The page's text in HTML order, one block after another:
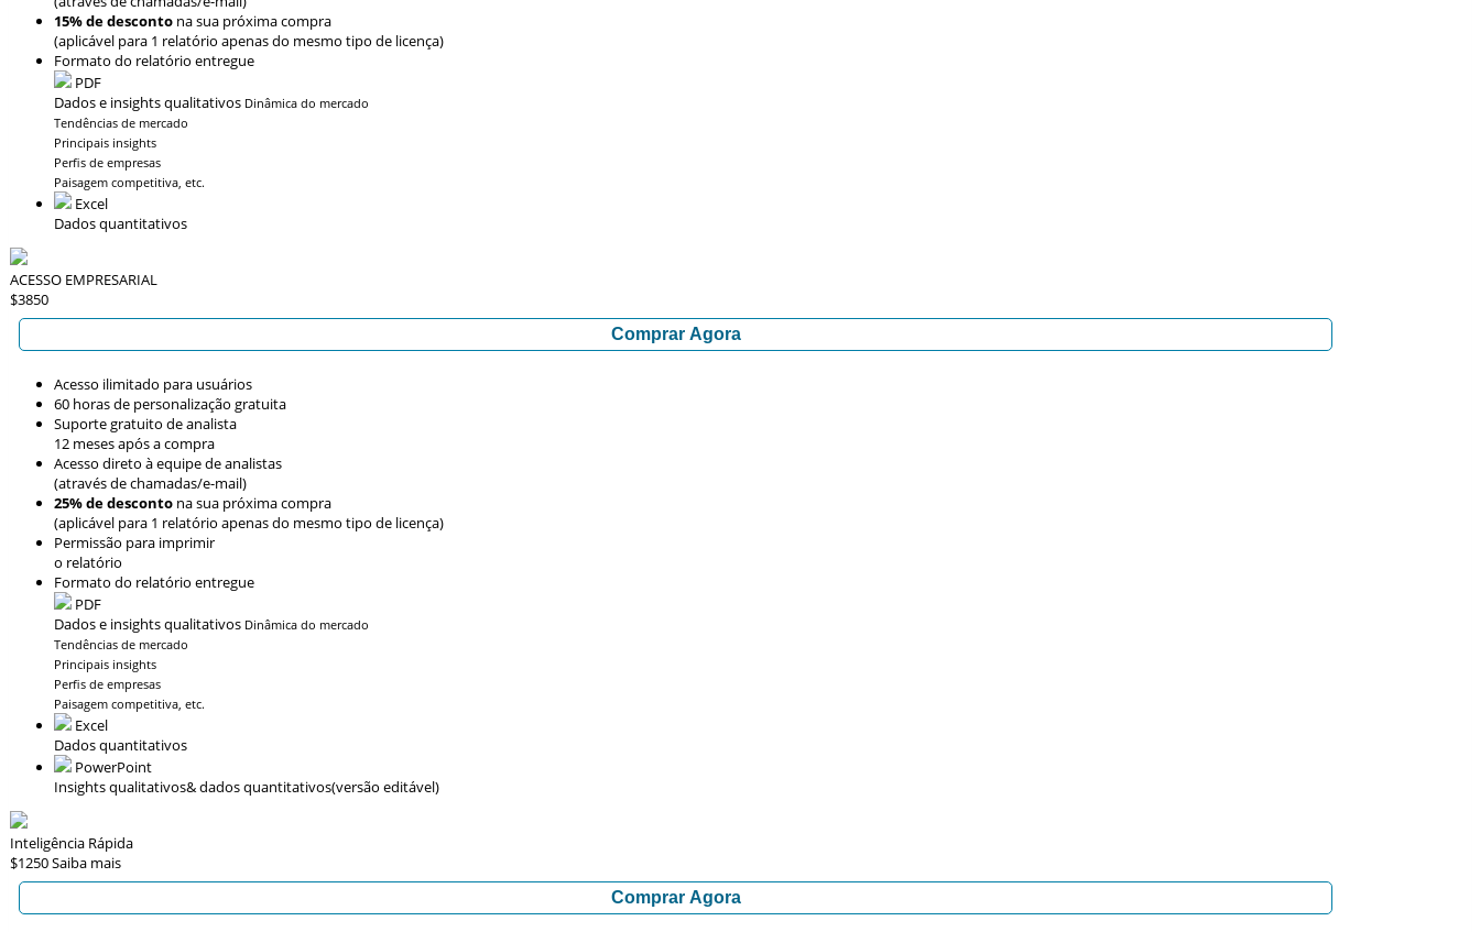
15% de desconto na sua próxima compra
(aplicável para 1 relatório apenas do mesmo tipo de licença)
Formato do relatório entregue
PDF
Dados e insights qualitativos Dinâmica do mercado
Tendências de mercado
Principais insights
Perfis de empresas
Paisagem competitiva, etc.
Excel
Dados quantitativos
ACESSO EMPRESARIAL
$3850
Comprar Agora
Acesso ilimitado para usuários
60 horas de personalização gratuita
Suporte gratuito de analista
12 meses após a compra
Acesso direto à equipe de analistas
(através de chamadas/e-mail)
25% de desconto na sua próxima compra
(aplicável para 1 relatório apenas do mesmo tipo de licença)
Permissão para imprimir
o relatório
Formato do relatório entregue
PDF
Dados e insights qualitativos Dinâmica do mercado
Tendências de mercado
Principais insights
Perfis de empresas
Paisagem competitiva, etc.
Excel
Dados quantitativos
PowerPoint
Insights qualitativos& dados quantitativos(versão editável)
Inteligência Rápida
$1250Saiba mais
Comprar Agora